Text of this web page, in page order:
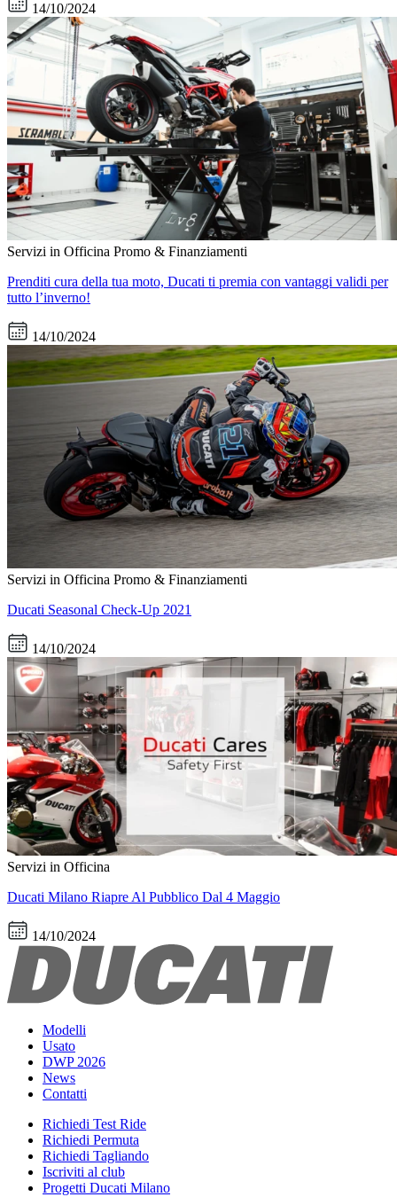
14/10/2024
Servizi in Officina Promo & Finanziamenti
Prenditi cura della tua moto, Ducati ti premia con vantaggi validi per
tutto l’inverno!
14/10/2024
Servizi in Officina Promo & Finanziamenti
Ducati Seasonal Check-Up 2021
14/10/2024
Servizi in Officina
Ducati Milano Riapre Al Pubblico Dal 4 Maggio
14/10/2024
Modelli
Usato
DWP 2026
News
Contatti
Richiedi Test Ride
Richiedi Permuta
Richiedi Tagliando
Iscriviti al club
Progetti Ducati Milano